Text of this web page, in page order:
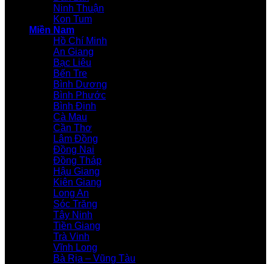
Ninh Thuận
Kon Tum
Miền Nam
Hồ Chí Minh
An Giang
Bạc Liêu
Bến Tre
Bình Dương
Bình Phước
Bình Định
Cà Mau
Cần Thơ
Lâm Đồng
Đồng Nai
Đồng Tháp
Hậu Giang
Kiên Giang
Long An
Sóc Trăng
Tây Ninh
Tiền Giang
Trà Vinh
Vĩnh Long
Bà Rịa – Vũng Tàu